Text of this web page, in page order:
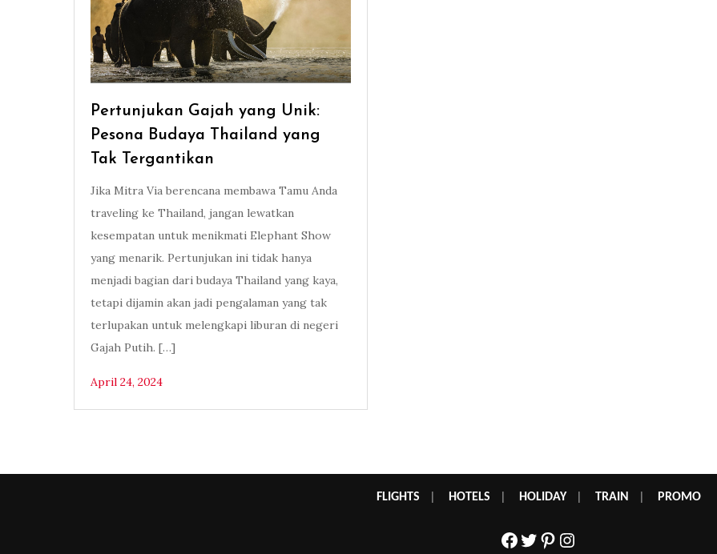
Pertunjukan Gajah yang Unik:
Pesona Budaya Thailand yang
Tak Tergantikan
Jika Mitra Via berencana membawa Tamu Anda
traveling ke Thailand, jangan lewatkan
kesempatan untuk menikmati Elephant Show
yang menarik. Pertunjukan ini tidak hanya
menjadi bagian dari budaya Thailand yang kaya,
tetapi dijamin akan jadi pengalaman yang tak
terlupakan untuk melengkapi liburan di negeri
Gajah Putih. […]
April 24, 2024
FLIGHTS HOTELS HOLIDAY| TRAIN PROMO
Facebook
Twitter
Pinterest
Instagram